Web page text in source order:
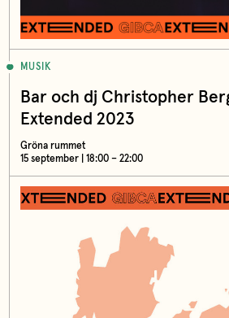
MUSIK
Bar och dj Christopher
Extended 2023
Gröna rummet
15 september | 18:00 – 22:00